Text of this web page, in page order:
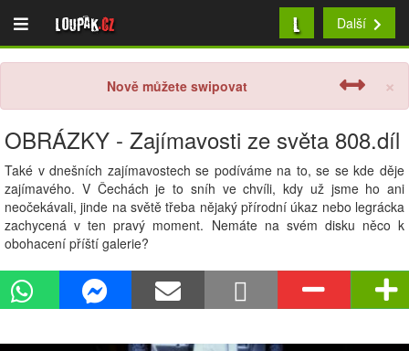
Loupak.cz L Další
×
Nově můžete swipovat
OBRÁZKY - Zajímavosti ze světa 808.díl
Také v dnešních zajímavostech se podíváme na to, se se kde děje
zajímavého. V Čechách je to sníh ve chvíli, kdy už jsme ho ani
neočekávali, jinde na světě třeba nějaký přírodní úkaz nebo legrácka
zachycená v ten pravý moment. Nemáte na svém disku něco k
obohacení příští galerie?